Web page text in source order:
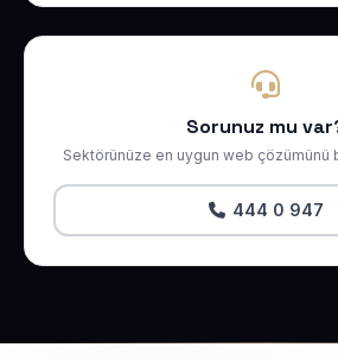
Sorunuz mu
Sektörünüze en uygun web çözümünü
444 0 947